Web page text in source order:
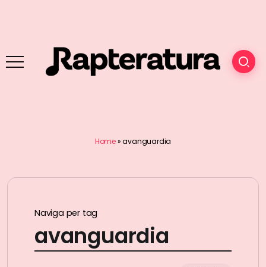
Home»avanguardia
Naviga per tag
avanguardia